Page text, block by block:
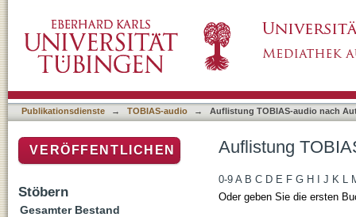
Publikationsdienste → TOBIAS-audio → Auflistung TOBIAS-audio nach
Auflistung
0-9 A B C D E F G H J K L
Oder geben Sie die ersten
VERÖFFENTLICHEN
Stöbern
Gesamter Bestand